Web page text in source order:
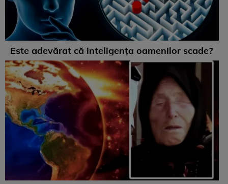
Este adevărat că inteligența oamenilor scade?